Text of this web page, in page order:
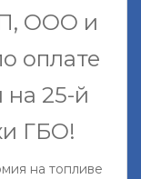
ООО и
оплате
на 25-й
ГБО!
на топливе